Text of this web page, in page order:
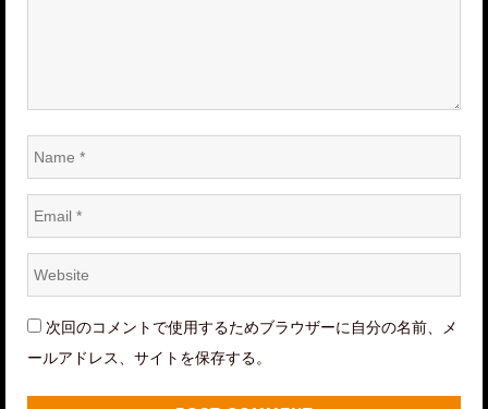
Name
*
Email
*
Website
*
次回のコメントで使用するためブラウザーに自分の名前、メ
ールアドレス、サイトを保存する。